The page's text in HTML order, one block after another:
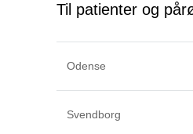
Til patienter og
Odense
Svendborg